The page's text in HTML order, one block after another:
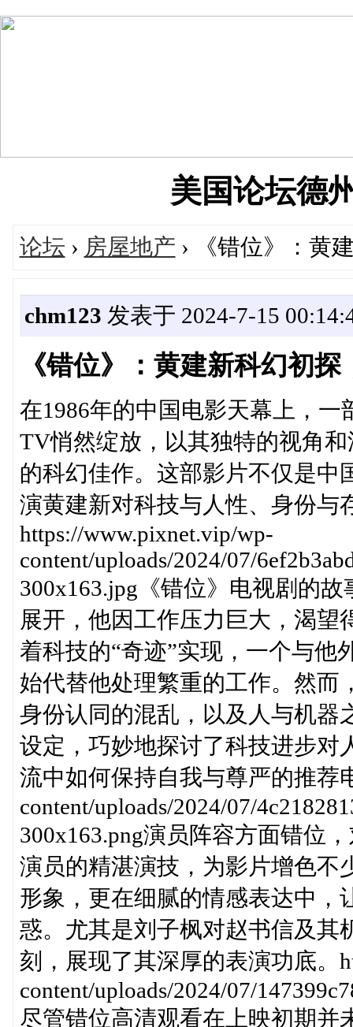
美国论坛德
论坛 › 房屋地产 › 《错位》：黄
chm123 发表于 2024-7-15
《错位》：黄建新科幻初
在1986年的中国电影天幕上，
TV悄然绽放，以其独特的视角
的科幻佳作。这部影片不仅是中
演黄建新对科技与人性、身份与
https://www.pixnet.vip/wp-
content/uploads/2024/07/
300x163.jpg《错位》电视剧的
展开，他因工作压力巨大，渴望
着科技的“奇迹”实现，一个与他
始代替他处理繁重的工作。然而
身份认同的混乱，以及人与机器
设定，巧妙地探讨了科技进步对
流中如何保持自我与尊严的推荐
content/uploads/2024/07/
300x163.png演员阵容方面错位
演员的精湛演技，为影片增色不
形象，更在细腻的情感表达中，
惑。尤其是刘子枫对赵书信及其
刻，展现了其深厚的表演功底。
content/uploads/2024/07/
尽管错位高清观看在上映初期并